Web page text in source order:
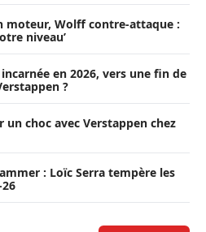
moteur, Wolff contre-attaque :
niveau’
en 2026, vers une fin de
?
choc avec Verstappen chez
: Loïc Serra tempère les